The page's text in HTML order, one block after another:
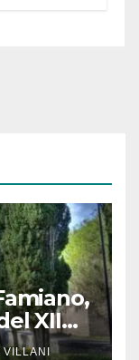
XII